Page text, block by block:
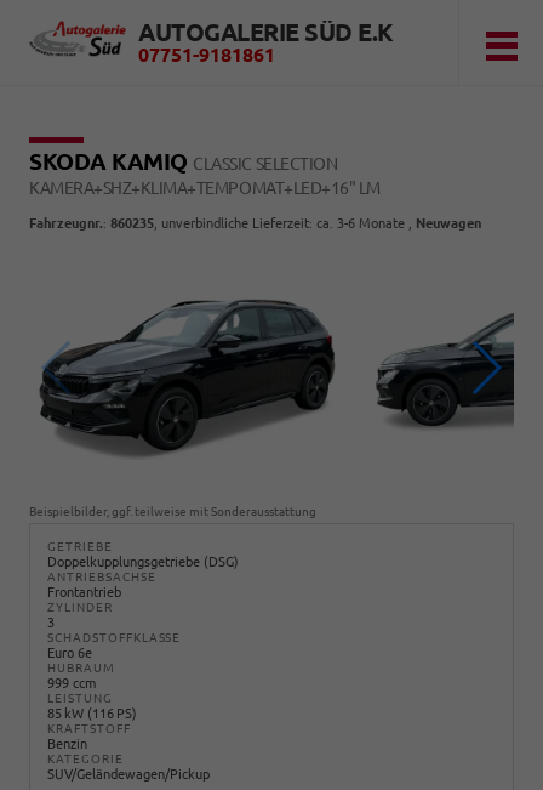
AUTOGALERIE SÜD E.K
07751-9181861
SKODA KAMIQ CLASSIC SELECTION
KAMERA+SHZ+KLIMA+TEMPOMAT+LED+16" LM
Fahrzeugnr.: 860235 , unverbindliche Lieferzeit: ca. 3-6 Monate , Neuwagen
Beispielbilder, ggf. teilweise mit Sonderausstattung
GETRIEBE
Doppelkupplungsgetriebe (DSG)
ANTRIEBSACHSE
Frontantrieb
ZYLINDER
3
SCHADSTOFFKLASSE
Euro 6e
HUBRAUM
999 ccm
LEISTUNG
85 kW (116 PS)
KRAFTSTOFF
Benzin
KATEGORIE
SUV/Geländewagen/Pickup